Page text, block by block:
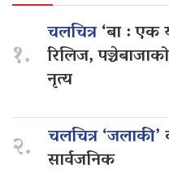
१.
चलचित्र‘बा : एक
रिलिज,
नृत्य
२. चलचित्र ‘जलाकी’
सार्वजनिक